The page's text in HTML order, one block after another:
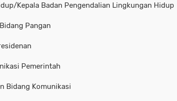
Kepala Badan Pengendalian Lingkungan Hidup
Pangan
Pemerintah
Bidang Komunikasi